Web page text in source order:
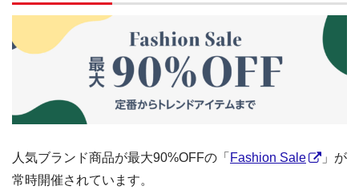
人気ブランド商品が最大90%OFFの「 Fashion Sale
」が
常時開催されています。